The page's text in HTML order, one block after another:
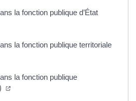
la fonction publique d’État
la fonction publique territoriale
la fonction publique